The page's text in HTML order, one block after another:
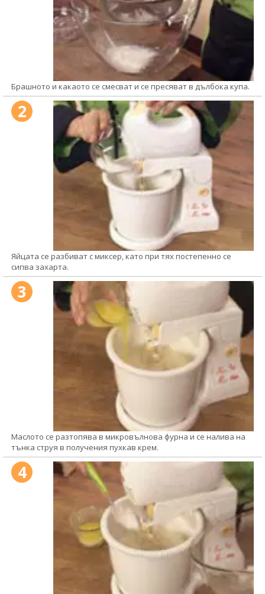
Брашното и какаото се смесват и се пресяват в дълбока купа.
2
Яйцата се разбиват с миксер, като при тях постепенно се
сипва захарта.
3
Маслото се разтопява в микровълнова фурна и се налива на
тънка струя в получения пухкав крем.
4